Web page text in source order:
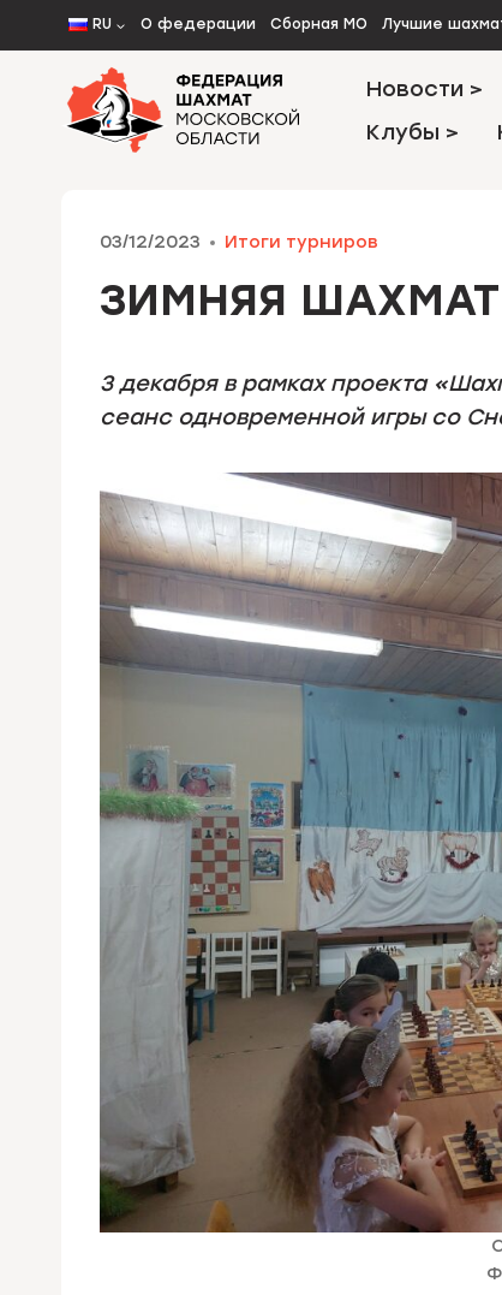
Перейти
к
содержимому
RU О федерации Сборная МО Лучшие
Новости >
Клубы >
03/12/2023 Итоги турниров
ЗИМНЯЯ
3 декабря в рамках проекта
сеанс одновременной игры со